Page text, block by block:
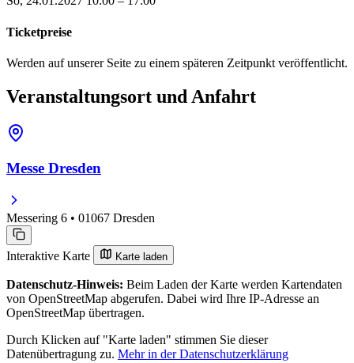
Ticketpreise
Werden auf unserer Seite zu einem späteren Zeitpunkt veröffentlicht.
Veranstaltungsort und Anfahrt
Messe Dresden
Messering 6 • 01067 Dresden
Interaktive Karte Karte laden
Datenschutz-Hinweis: Beim Laden der Karte werden Kartendaten
von OpenStreetMap abgerufen. Dabei wird Ihre IP-Adresse an
OpenStreetMap übertragen.
Durch Klicken auf "Karte laden" stimmen Sie dieser
Datenübertragung zu. Mehr in der Datenschutzerklärung